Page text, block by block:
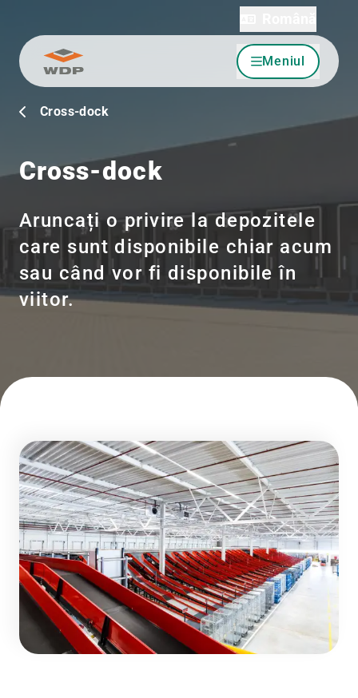
Sari la conținut Meniul
Cross-dock
Cross-dock
Aruncați o privire la depozitele
care sunt disponibile chiar acum
sau când vor fi disponibile în
viitor.